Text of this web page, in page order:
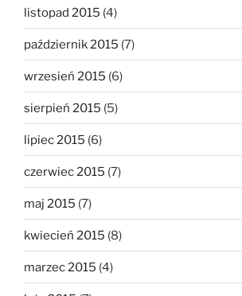
listopad 2015 (4)
październik 2015 (7)
wrzesień 2015 (6)
sierpień 2015 (5)
lipiec 2015 (6)
czerwiec 2015 (7)
maj 2015 (7)
kwiecień 2015 (8)
marzec 2015 (4)